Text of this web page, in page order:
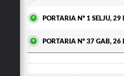
PORTARIA Nº 1 SELJU,
PORTARIA Nº 37 GAB, 26